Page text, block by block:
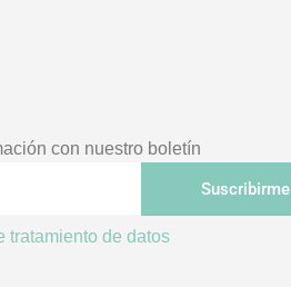
con nuestro boletín
tratamiento de datos
Suscribirme